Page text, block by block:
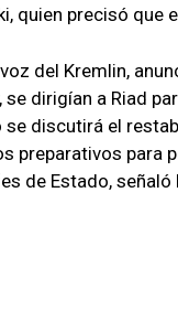
quien precisó que
del Kremlin,
dirigían a Riad
se discutirá el
preparativos para
de Estado, señaló